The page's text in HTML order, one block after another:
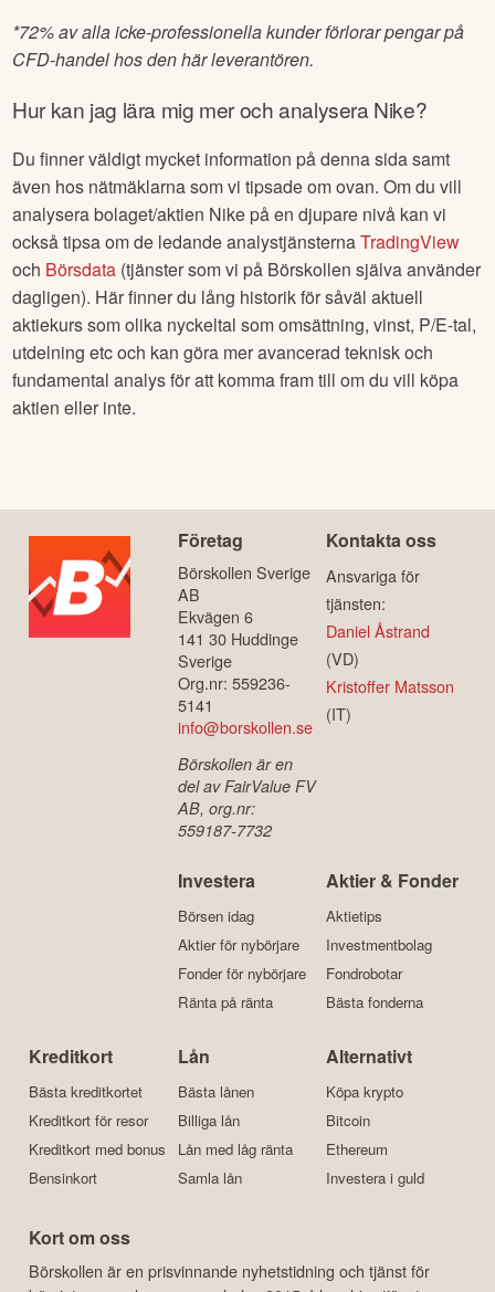
*72% av alla icke-professionella kunder förlorar pengar på
CFD-handel hos den här leverantören.
Hur kan jag lära mig mer och analyseraNike?
Du finner väldigt mycket information på denna sida samt
även hos nätmäklarna som vi tipsade om ovan. Om du vill
analysera bolaget/aktien Nike på en djupare nivå kan vi
också tipsa om de ledande analystjänsternaTradingView
och Börsdata (tjänster som vi på Börskollen själva använder
dagligen). Här finner du lång historik för såväl aktuell
aktiekurs som olika nyckeltal som omsättning, vinst, P/E-tal,
utdelning etc och kan göra mer avancerad teknisk och
fundamental analys för att komma fram till om du vill köpa
aktien eller inte.
Företag
Börskollen Sverige
AB
Ekvägen 6
141 30 Huddinge
Sverige
Org.nr: 559236-
5141
info@borskollen.se
Börskollen är en
del av FairValue FV
AB, org.nr:
559187-7732
Kontakta oss
Ansvariga för
tjänsten:
Daniel Åstrand
(VD)
Kristoffer Matsson
(IT)
Investera
Börsen idag
Aktier för nybörjare
Fonder för nybörjare
Ränta på ränta
Aktier & Fonder
Aktietips
Investmentbolag
Fondrobotar
Bästa fonderna
Kreditkort
Bästa kreditkortet
Kreditkort för resor
Kreditkort med bonus
Bensinkort
Lån
Bästa lånen
Billiga lån
Lån med låg ränta
Samla lån
Alternativt
Köpa krypto
Bitcoin
Ethereum
Investera i guld
Kort om oss
Börskollen är en prisvinnande nyhetstidning och tjänst för